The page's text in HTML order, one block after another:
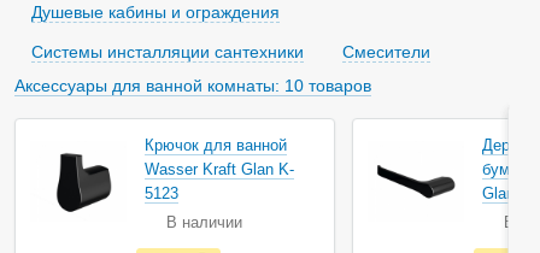
и
Душевые кабины и ограждения
Системы инсталляции сантехники
Смесители
Аксессуары для ванной комнаты: 10 товаров
Крючок для ванной
Wasser Kraft Glan K-
5123
В наличии
бумаги
Glan K-
В